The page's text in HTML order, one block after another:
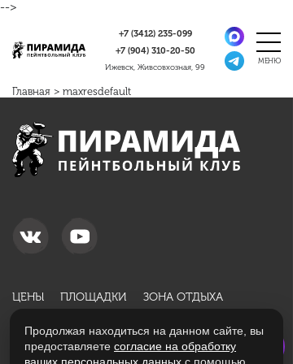
-->
Продолжая находиться на данном сайте, вы
предоставляете согласие на обработку
+7 (3412)235-099
+7 (904)310-20-50
Ижевск, Живсовхозная, 99
Главная > maxresdefault
ЦЕНЫ ПЛОЩАДКИ
ЗОНА ОТДЫХА
ПОДАРОЧНЫЕ СЕРТИФИКАТЫ
КОНТАКТЫ